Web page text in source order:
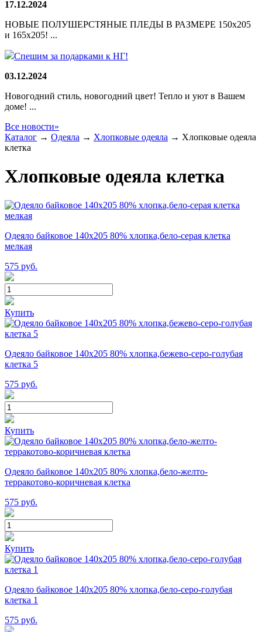
17.12.2024
НОВЫЕ ПОЛУШЕРСТЯНЫЕ ПЛЕДЫ В РАЗМЕРЕ 150х205
и 165х205! ...
Спешим за подарками к НГ!
03.12.2024
Новогодний стиль, новогодний цвет! Тепло и уют в Вашем
доме! ...
Все новости»
Каталог → Одеяла → Хлопковые одеяла → Хлопковые одеяла
клетка
Хлопковые одеяла клетка
Одеяло байковое 140х205 80% хлопка,бело-серая клетка
мелкая
575 руб.
Купить
Одеяло байковое 140х205 80% хлопка,бежево-серо-голубая
клетка 5
575 руб.
Купить
Одеяло байковое 140х205 80% хлопка,бело-желто-
терракотово-коричневая клетка
575 руб.
Купить
Одеяло байковое 140х205 80% хлопка,бело-серо-голубая
клетка 1
575 руб.